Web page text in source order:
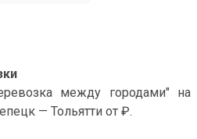
между городами" на
— Тольятти от ₽.